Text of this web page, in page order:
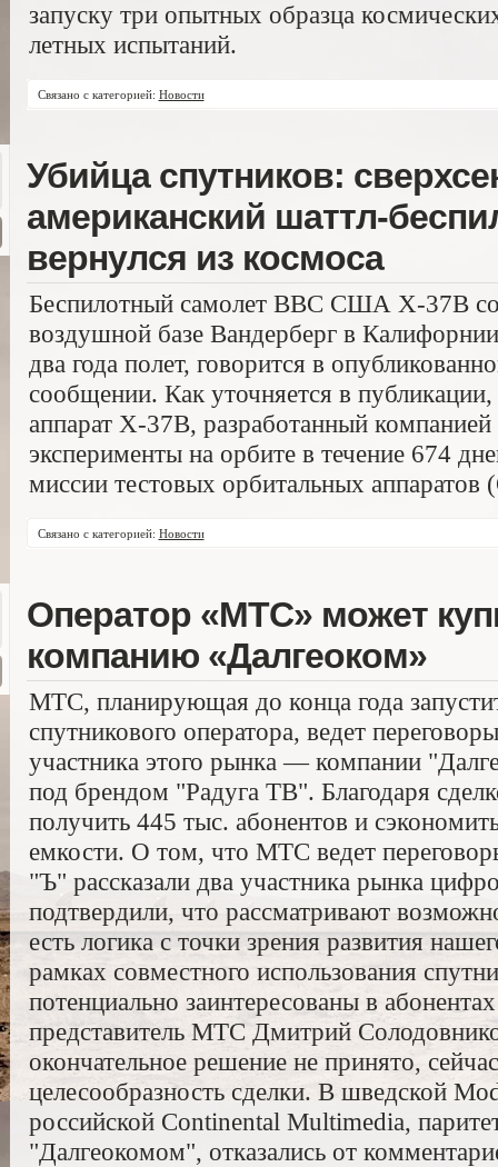
запуску три опытных образца
летных испытаний.
Связано с категорией: Новости
Убийца спутников:
американский шаттл-
вернулся из космоса
Беспилотный самолет ВВС США Х-37В
воздушной базе Вандерберг в
два года полет, говорится в
сообщении. Как уточняется в
аппарат X-37B, разработанный
эксперименты на орбите в течение 674
миссии тестовых орбитальных
Связано с категорией: Новости
Оператор «МТС» может
компанию «Далгеоком»
МТС, планирующая до конца года
спутникового оператора, ведет
участника этого рынка — компании
под брендом "Радуга ТВ". Благодаря
получить 445 тыс. абонентов и
емкости. О том, что МТС ведет
"Ъ" рассказали два участника рынка
подтвердили, что рассматривают
есть логика с точки зрения развития
рамках совместного использования
потенциально заинтересованы в
представитель МТС Дмитрий
окончательное решение не принято,
целесообразность сделки. В шведской
российской Continental Multimedia,
"Далгеокомом", отказались от